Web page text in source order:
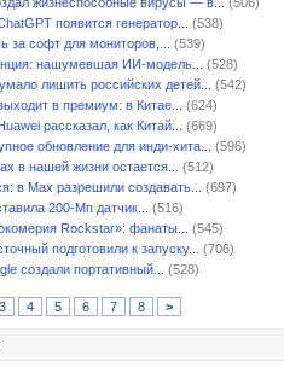
появится генератор...
(538)
за софт для мониторов,...
(539)
нашумевшая ИИ-модель...
(528)
лишить российских детей...
(542)
в премиум: в Китае...
(624)
рассказал, как Китай...
(669)
обновление для инди-хита...
(596)
в нашей жизни остается...
(512)
в Max разрешили создавать...
(697)
200-Мп датчик...
(516)
Rockstar»: фанаты...
(545)
подготовили к запуску...
(706)
создали портативный...
(528)
3 4 5 6 7 8 >